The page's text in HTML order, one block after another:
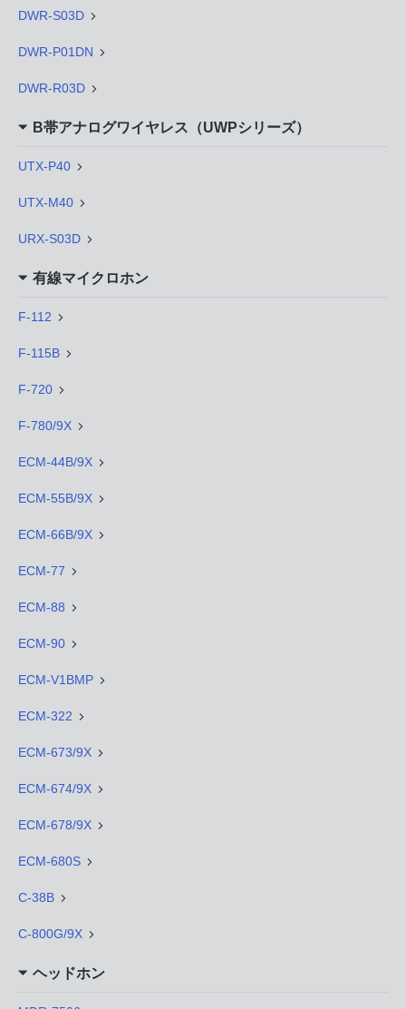
DWR-S03D
DWR-P01DN
DWR-R03D
B帯アナログワイヤレス（UWPシリーズ）
UTX-P40
UTX-M40
URX-S03D
有線マイクロホン
F-112
F-115B
F-720
F-780/9X
ECM-44B/9X
ECM-55B/9X
ECM-66B/9X
ECM-77
ECM-88
ECM-90
ECM-V1BMP
ECM-322
ECM-673/9X
ECM-674/9X
ECM-678/9X
ECM-680S
C-38B
C-800G/9X
ヘッドホン